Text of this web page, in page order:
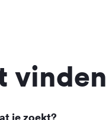
vinden
je zoekt?